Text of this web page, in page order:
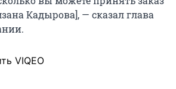
Кадырова], — сказал глава
VIQEO